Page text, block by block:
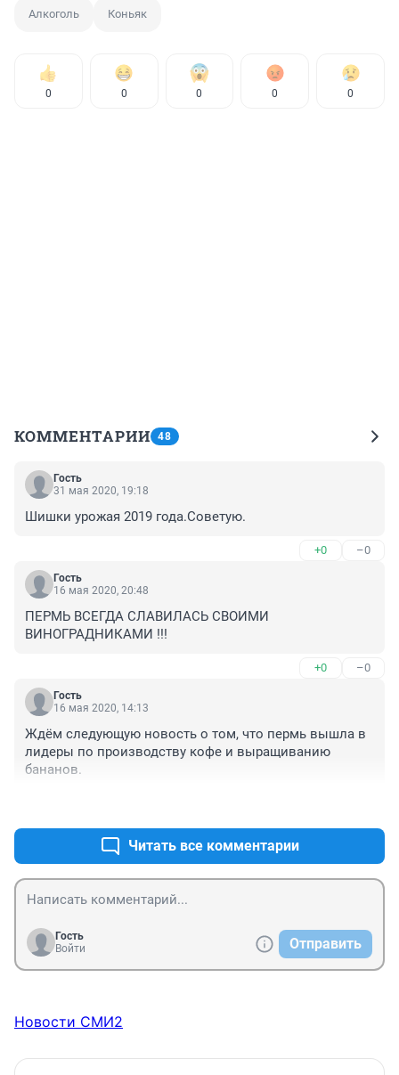
Алкоголь Коньяк
0 0 0 0 0
КОММЕНТАРИИ 48
Гость
31 мая 2020, 19:18
Шишки урожая 2019 года.Советую.
+0 –0
Гость
16 мая 2020, 20:48
ПЕРМЬ ВСЕГДА СЛАВИЛАСЬ СВОИМИ
ВИНОГРАДНИКАМИ !!!
+0 –0
Гость
16 мая 2020, 14:13
Ждём следующую новость о том, что пермь вышла в
лидеры по производству кофе и выращиванию
бананов.
Читать все комментарии
Гость
Войти
Отправить
Новости СМИ2